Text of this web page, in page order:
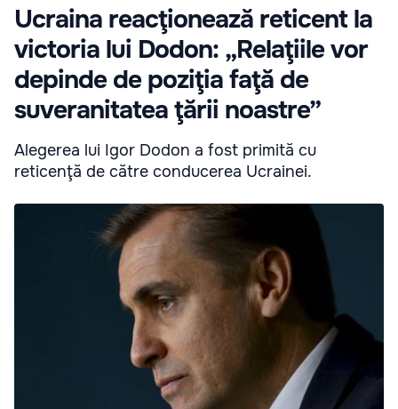
Ucraina reacţionează reticent la
victoria lui Dodon: „Relaţiile vor
depinde de poziţia faţă de
suveranitatea ţării noastre”
Alegerea lui Igor Dodon a fost primită cu
reticenţă de către conducerea Ucrainei.